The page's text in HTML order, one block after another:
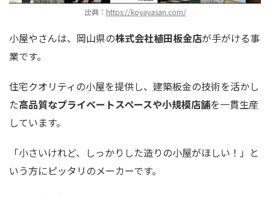
出典： https://koyayasan.com/
小屋やさんは、岡山県の株式会社植田板金店が手がける事
業です。
住宅クオリティの小屋を提供し、建築板金の技術を活かし
た高品質なプライベートスペースや小規模店舗を一貫生産
しています。
「小さいけれど、しっかりした造りの小屋がほしい！」と
いう方にピッタリのメーカーです。